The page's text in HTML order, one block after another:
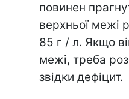
повинен
верхньої межі
85 г / л. Якщо
межі, треба
звідки дефіцит.